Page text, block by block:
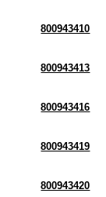
800943410
800943413
800943416
800943419
800943420